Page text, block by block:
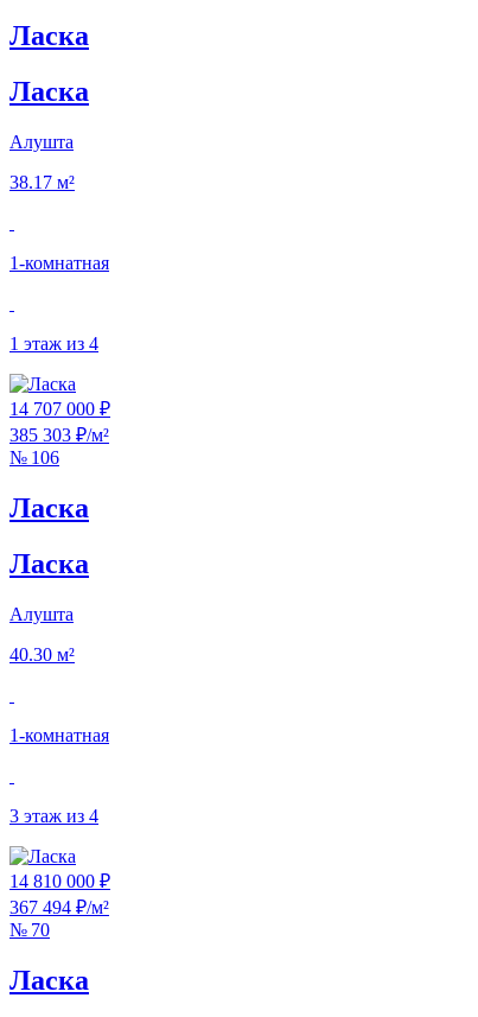
Ласка
Ласка
Алушта
38.17 м²
1‑комнатная
1 этаж из 4
14 707 000 ₽
385 303 ₽/м²
№ 106
Ласка
Ласка
Алушта
40.30 м²
1‑комнатная
3 этаж из 4
14 810 000 ₽
367 494 ₽/м²
№ 70
Ласка